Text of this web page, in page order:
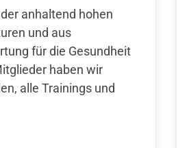
anhaltend hohen
und aus
für die Gesundheit
haben wir
alle Trainings und